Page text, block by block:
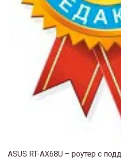
ASUS RT-AX68U – роутер с